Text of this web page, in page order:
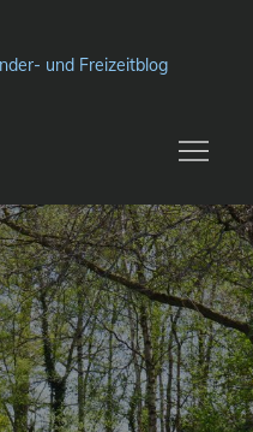
und Freizeitblog